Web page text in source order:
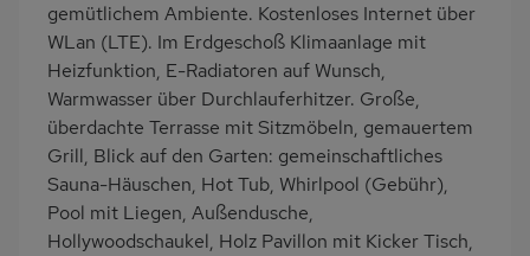
Induktionsherd
Kaffeemaschine
Erdgeschoss
Nah an See
am Waldrand
Bettwäsche inklusive
Handtücher inklusive
gemütlichem Ambiente. Kostenloses Internet über
WLan (LTE). Im Erdgeschoß Klimaanlage mit
Heizfunktion, E-Radiatoren auf Wunsch,
Warmwasser über Durchlauferhitzer. Große,
überdachte Terrasse mit Sitzmöbeln, gemauertem
Grill, Blick auf den Garten: gemeinschaftliches
Sauna-Häuschen, Hot Tub, Whirlpool (Gebühr),
Pool mit Liegen, Außendusche,
Hollywoodschaukel, Holz Pavillon mit Kicker Tisch,